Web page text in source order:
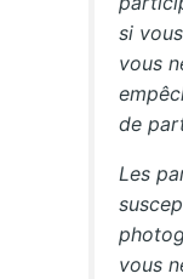
si
vous
de
Les
vous